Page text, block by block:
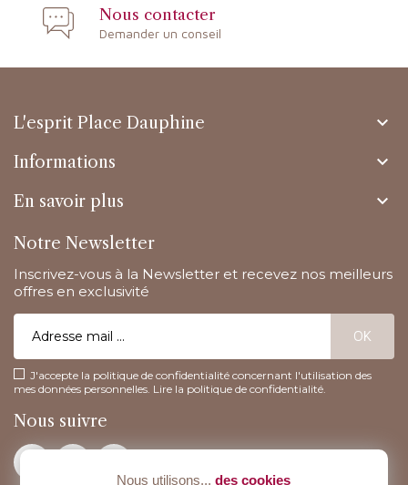
Nous contacter
Demander un conseil
L'esprit Place Dauphine 
Informations 
En savoir plus 
Notre Newsletter
Inscrivez-vous à la Newsletter et recevez nos meilleurs
offres en exclusivité
J'accepte la politique de confidentialité concernant l'utilisation des
mes données personnelles. Lire la politique de confidentialité.
Nous suivre
Nous utilisons... des cookies